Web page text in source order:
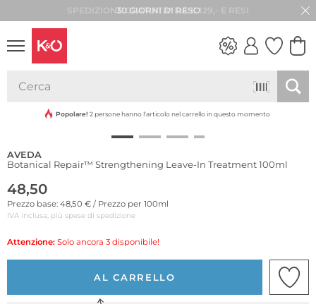
30 GIORNI DI RESO
VIBES
Popolare! 2 persone hanno l'articolo nel carrello in questo momento
AVEDA
Botanical Repair™ Strengthening Leave-In Treatment 100ml
48,50
Prezzo base: 48,50 € / Prezzo per 100ml
IVA inclusa, più spese di spedizione
Attenzione: Solo ancora 3 disponibile!
AL CARRELLO